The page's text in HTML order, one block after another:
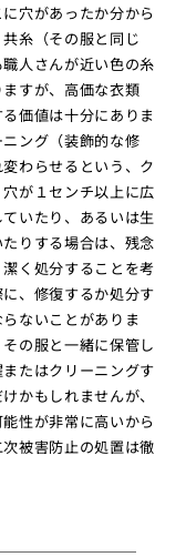
穴があったか分から
糸（その服と同じ
人さんが近い色の糸
すが、高価な衣類
価値は十分にありま
ング（装飾的な修
わらせるという、ク
が１センチ以上に広
いたり、あるいは生
りする場合は、残念
く処分することを考
、修復するか処分す
ないことがありま
の服と一緒に保管し
たはクリーニングす
かもしれませんが、
性が非常に高いから
被害防止の処置は徹